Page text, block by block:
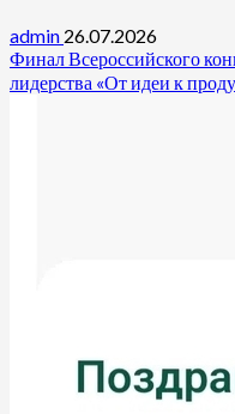
admin 26.07.2026
Финал Всероссийского
лидерства «От идеи к